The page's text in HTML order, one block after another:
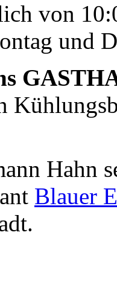
dem Blick für
von
und
Hahn
Blauer